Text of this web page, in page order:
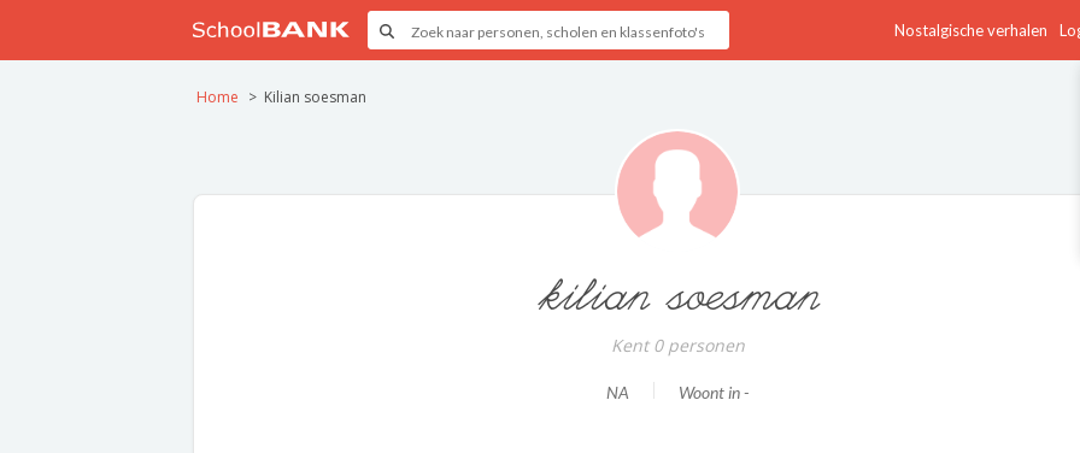
Nostalgische verhalen
Home Kilian soesman
kilian soesman
Kent 0 personen
NA Woont in -